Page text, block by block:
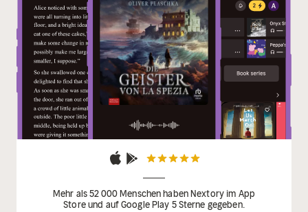
Mehr als 52 000 Menschen haben Nextory im App
Store und auf Google Play 5 Sterne gegeben.